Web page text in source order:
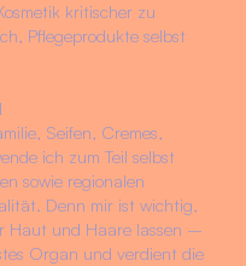
kritischer zu
Pflegeprodukte selbst
Seifen, Cremes,
ich zum Teil selbst
sowie regionalen
Denn mir ist wichtig,
Haut und Haare lassen –
Organ und verdient die